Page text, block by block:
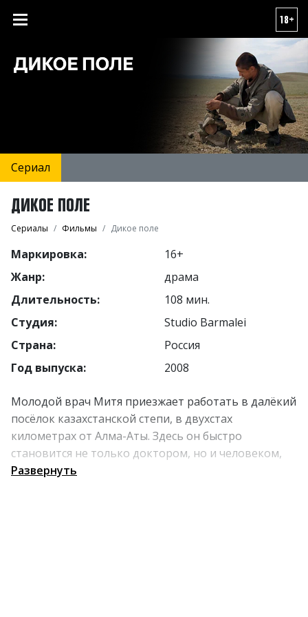
18+
Сериал
ДИКОЕ ПОЛЕ
Сериалы Фильмы Дикое поле
Маркировка:
16+
Жанр:
драма
Длительность:
108 мин.
Студия:
Studio Barmalei
Страна:
Россия
Год выпуска:
2008
Молодой врач Митя приезжает работать в далёкий
посёлок казахстанской степи, в двухстах
километрах от Алма-Аты. Здесь он быстро
становится не только доктором, но и человеком,
которому доверяют самое личное. Местные жители
Развернуть